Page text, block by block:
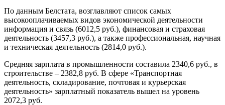
По данным Белстата, возглавляют список самых
высокооплачиваемых видов экономической деятельности
информация и связь (6012,5 руб.), финансовая и страховая
деятельность (3457,3 руб.), а также профессиональная, научная
и техническая деятельность (2814,0 руб.).
Средняя зарплата в промышленности составила 2340,6 руб., в
строительстве – 2382,8 руб. В сфере «Транспортная
деятельность, складирование, почтовая и курьерская
деятельность» зарплатный показатель вышел на уровень
2072,3 руб.